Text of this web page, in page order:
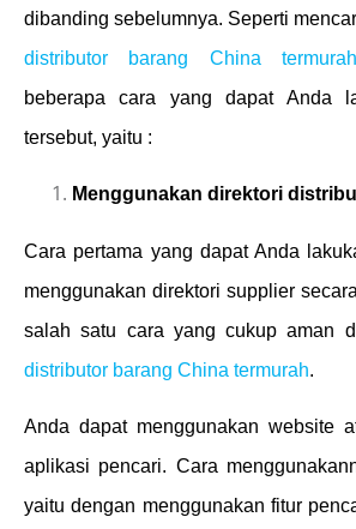
dibanding sebelumnya. Seperti
distributor barang China termurah
beberapa cara yang dapat Anda
tersebut, yaitu :
Menggunakan direktori
Cara pertama yang dapat Anda
menggunakan direktori supplier
salah satu cara yang cukup aman
distributor barang China termurah.
Anda dapat menggunakan website
aplikasi pencari. Cara
yaitu dengan menggunakan fitur